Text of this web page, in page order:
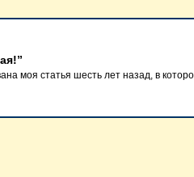
моя статья шесть лет назад, в